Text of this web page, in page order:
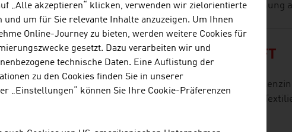
Branchenspektrum und betreibt Spitzenforschung
internationalem Niveau.
LENZING AKTIENGESELLSCHAFT
Als Produzent von Zellstoff und Fasern steht
der Wertschöpfungskette zur Produktion von
„Alle akzeptieren“ klicken, verwenden wir zielorientierte
und um für Sie relevante Inhalte anzuzeigen. Um Ihnen
Online-Journey zu bieten, werden weitere Cookies für
gesetzt. Dazu verarbeiten wir und
technische Daten. Eine Auflistung der
zu den Cookies finden Sie in unserer
„Einstellungen“ können Sie Ihre Cookie-Präferenzen